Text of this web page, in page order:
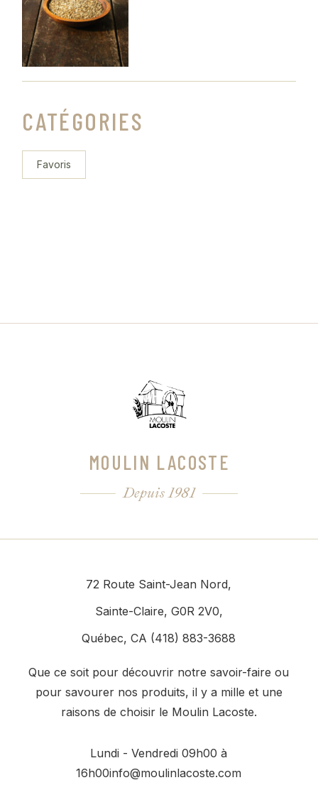
CATÉGORIES
Favoris
MOULIN LACOSTE
Depuis 1981
72 Route Saint-Jean Nord,
Sainte-Claire, G0R 2V0,
Québec, CA (418) 883-3688
Que ce soit pour découvrir notre savoir-faire ou
pour savourer nos produits, il y a mille et une
raisons de choisir le Moulin Lacoste.
Lundi - Vendredi 09h00 à
16h00info@moulinlacoste.com